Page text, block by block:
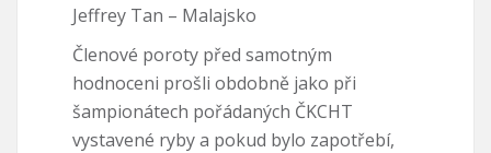
Jeffrey Tan – Malajsko
Členové poroty před samotným
hodnoceni prošli obdobně jako při
šampionátech pořádaných ČKCHT
vystavené ryby a pokud bylo zapotřebí,